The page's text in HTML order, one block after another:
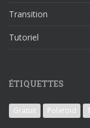
Transition
Tutoriel
ÉTIQUETTES
Gratuit Polaroid